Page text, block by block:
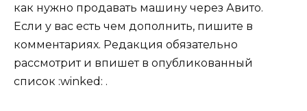
как нужно продавать машину через Авито.
Если у вас есть чем дополнить, пишите в
комментариях. Редакция обязательно
рассмотрит и впишет в опубликованный
список :winked: .